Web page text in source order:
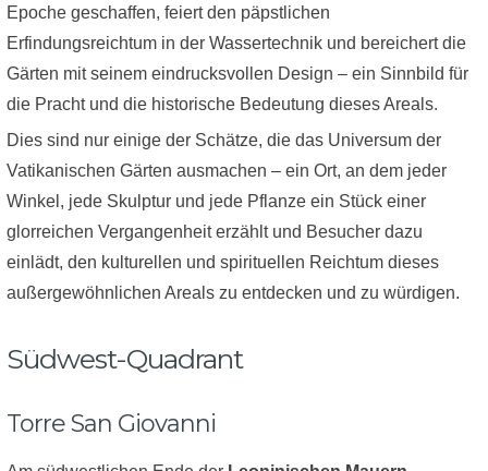
Epoche geschaffen, feiert den päpstlichen
Erfindungsreichtum in der Wassertechnik und bereichert die
Gärten mit seinem eindrucksvollen Design – ein Sinnbild für
die Pracht und die historische Bedeutung dieses Areals.
Dies sind nur einige der Schätze, die das Universum der
Vatikanischen Gärten ausmachen – ein Ort, an dem jeder
Winkel, jede Skulptur und jede Pflanze ein Stück einer
glorreichen Vergangenheit erzählt und Besucher dazu
einlädt, den kulturellen und spirituellen Reichtum dieses
außergewöhnlichen Areals zu entdecken und zu würdigen.
Südwest-Quadrant
Torre San Giovanni